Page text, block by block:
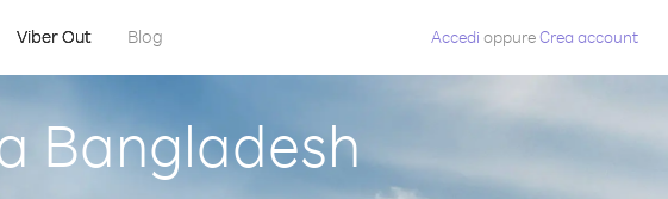
Viber Out Blog Accedi oppureCrea account
Bangladesh